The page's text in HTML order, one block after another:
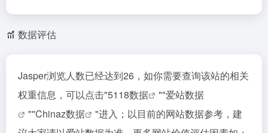
数据评估
Jasper浏览人数已经达到26，如你需要查询该站的相关
权重信息，可以点击"5118数据 ""爱站数据
""Chinaz数据
"进入；以目前的网站数据参考，建